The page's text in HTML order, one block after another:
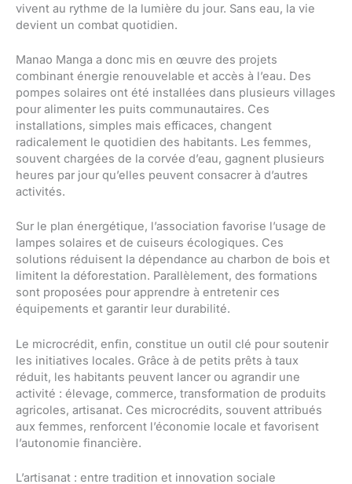
vivent au rythme de la lumière du jour. Sans eau, la vie
devient un combat quotidien.
Manao Manga a donc mis en œuvre des projets
combinant énergie renouvelable et accès à l’eau. Des
pompes solaires ont été installées dans plusieurs villages
pour alimenter les puits communautaires. Ces
installations, simples mais efficaces, changent
radicalement le quotidien des habitants. Les femmes,
souvent chargées de la corvée d’eau, gagnent plusieurs
heures par jour qu’elles peuvent consacrer à d’autres
activités.
Sur le plan énergétique, l’association favorise l’usage de
lampes solaires et de cuiseurs écologiques. Ces
solutions réduisent la dépendance au charbon de bois et
limitent la déforestation. Parallèlement, des formations
sont proposées pour apprendre à entretenir ces
équipements et garantir leur durabilité.
Le microcrédit, enfin, constitue un outil clé pour soutenir
les initiatives locales. Grâce à de petits prêts à taux
réduit, les habitants peuvent lancer ou agrandir une
activité : élevage, commerce, transformation de produits
agricoles, artisanat. Ces microcrédits, souvent attribués
aux femmes, renforcent l’économie locale et favorisent
l’autonomie financière.
L’artisanat : entre tradition et innovation sociale